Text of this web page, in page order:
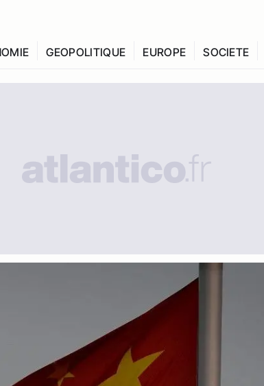
GEOPOLITIQUE EUROPE SOCIETE